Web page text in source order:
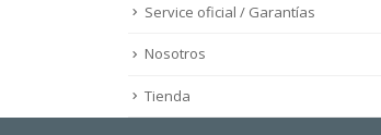
Service oficial / Garantías
Nosotros
Tienda